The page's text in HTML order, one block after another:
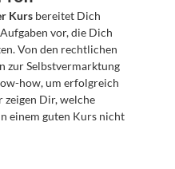
Kurs bereitet Dich
vor, die Dich
Von den rechtlichen
zur Selbstvermarktung
how, um erfolgreich
zeigen Dir, welche
einem guten Kurs nicht